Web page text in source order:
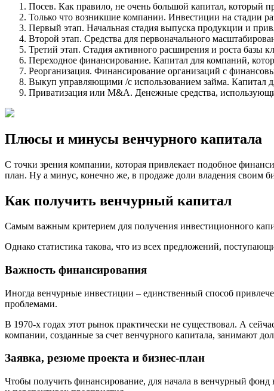
Посев. Как правило, не очень большой капитал, который
Только что возникшие компании. Инвестиции на стадии
Первый этап. Начальная стадия выпуска продукции и
Второй этап. Средства для первоначального
Третий этап. Стадия активного расширения и роста базы
Переходное финансирование. Капитал для компаний,
Реорганизация. Финансирование организаций с
Выкуп управляющими /с использованием займа. Капитал
Приватизация или M&A. Денежные средства,
Плюсы и минусы венчурного капитала
С точки зрения компании, которая привлекает подобное
план. Ну а минус, конечно же, в продаже доли владения своим
Как получить венчурный капитал
Самым важным критерием для получения инвестиционного
Однако статистика такова, что из всех предложений,
Важность финансирования
Иногда венчурные инвестиции – единственный способ
проблемами.
В 1970-х годах этот рынок практически не существовал. А
компании, созданные за счет венчурного капитала, занимают
Заявка, резюме проекта и бизнес-план
Чтобы получить финансирование, для начала в венчурный